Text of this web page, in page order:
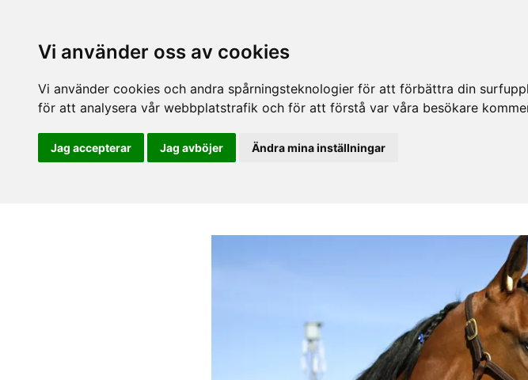
Vi använder oss av cookies
Vi använder cookies och andra spårningsteknologier för att förbättra din
för att analysera vår webbplatstrafik och för att förstå var våra besökare
Jag accepterar Jag avböjer Ändra mina inställningar